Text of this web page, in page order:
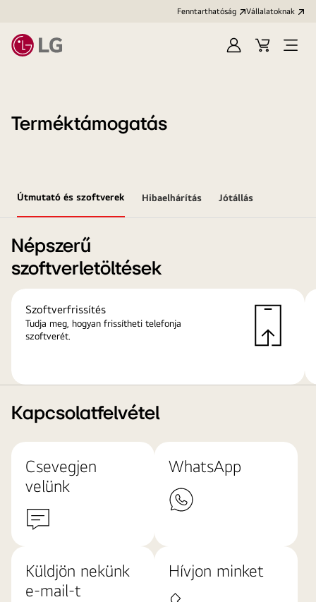
Fenntarthatóság Vállalatoknak
Bejelentkezés
KosárMenü
Terméktámogatás
Útmutató és szoftverek Hibaelhárítás Jótállás
Népszerű
szoftverletöltések
Szoftverfrissítés
Tudja meg, hogyan frissítheti telefonja
szoftverét.
Kapcsolatfelvétel
Csevegjen
velünk
WhatsApp
Küldjön nekünk
e-mail-t
Hívjon minket